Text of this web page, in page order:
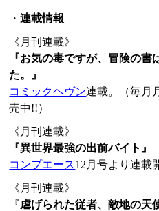
・連載情報
《月刊連載》
『お気の毒ですが、冒険の書
た。』
コミックヘヴン連載。（毎月
売中!!）
《月刊連載》
『異世界最強の出前バイト』
コンプエース12月号より連載
《月刊連載》
『虐げられた従者、敵地の天